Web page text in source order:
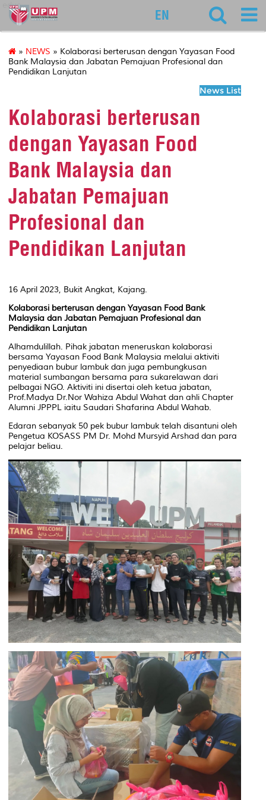
educ
EN
» NEWS » Kolaborasi berterusan dengan Yayasan Food
Bank Malaysia dan Jabatan Pemajuan Profesional dan
Pendidikan Lanjutan
News List
Kolaborasi berterusan
dengan Yayasan Food
Bank Malaysia dan
Jabatan Pemajuan
Profesional dan
Pendidikan Lanjutan
16 April 2023, Bukit Angkat, Kajang.
Kolaborasi berterusan dengan Yayasan Food Bank
Malaysia dan Jabatan Pemajuan Profesional dan
Pendidikan Lanjutan
Alhamdulillah. Pihak jabatan meneruskan kolaborasi
bersama Yayasan Food Bank Malaysia melalui aktiviti
penyediaan bubur lambuk dan juga pembungkusan
material sumbangan bersama para sukarelawan dari
pelbagai NGO. Aktiviti ini disertai oleh ketua jabatan,
Prof.Madya Dr.Nor Wahiza Abdul Wahat dan ahli Chapter
Alumni JPPPL iaitu Saudari Shafarina Abdul Wahab.
Edaran sebanyak 50 pek bubur lambuk telah disantuni oleh
Pengetua KOSASS PM Dr. Mohd Mursyid Arshad dan para
pelajar beliau.